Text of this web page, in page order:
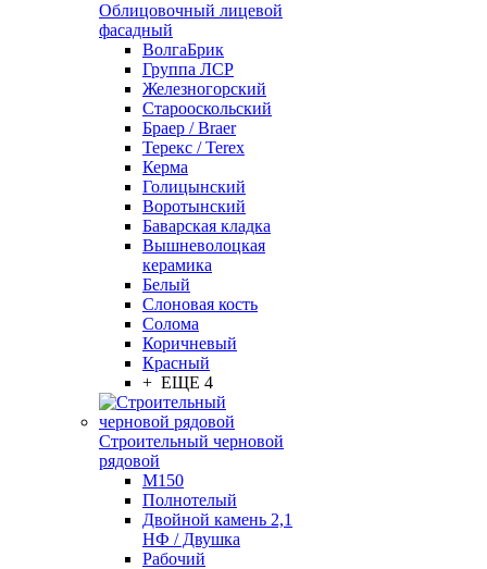
Облицовочный лицевой
фасадный
ВолгаБрик
Группа ЛСР
Железногорский
Старооскольский
Браер / Braer
Терекс / Terex
Керма
Голицынский
Воротынский
Баварская кладка
Вышневолоцкая
керамика
Белый
Слоновая кость
Солома
Коричневый
Красный
+ ЕЩЕ 4
Строительный черновой
рядовой
М150
Полнотелый
Двойной камень 2,1
НФ / Двушка
Рабочий